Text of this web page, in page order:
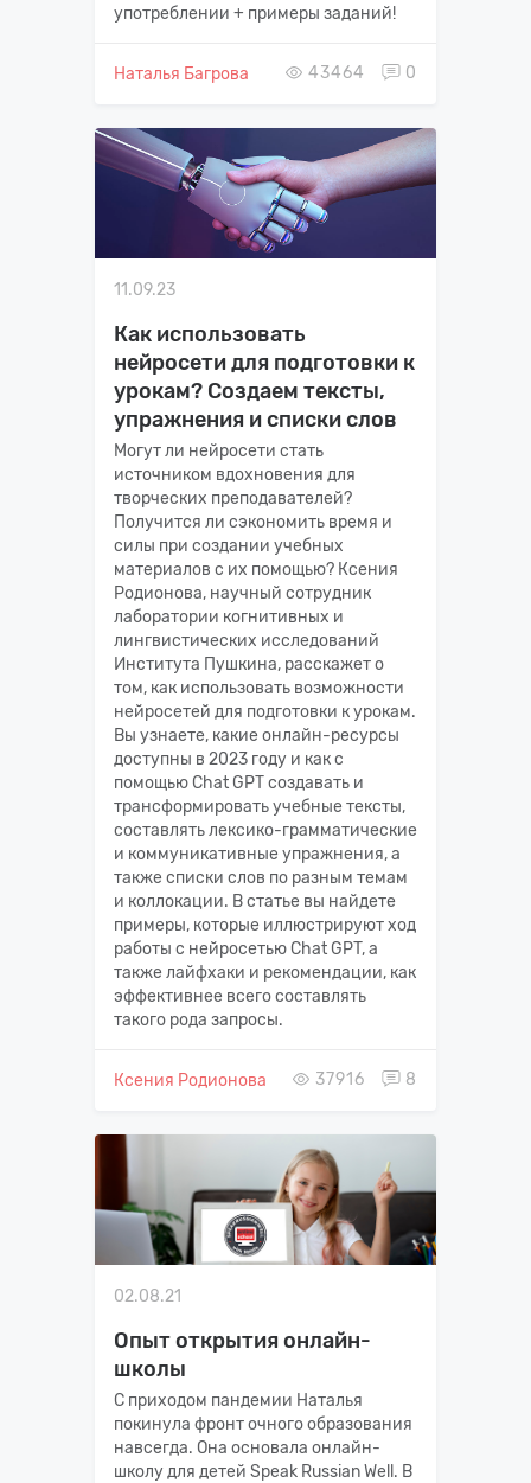
употреблении + примеры заданий!
Наталья Багрова 43464 0
11.09.23
Как использовать
нейросети для подготовки к
урокам? Создаем тексты,
упражнения и списки слов
Могут ли нейросети стать
источником вдохновения для
творческих преподавателей?
Получится ли сэкономить время и
силы при создании учебных
материалов с их помощью? Ксения
Родионова, научный сотрудник
лаборатории когнитивных и
лингвистических исследований
Института Пушкина, расскажет о
том, как использовать возможности
нейросетей для подготовки к урокам.
Вы узнаете, какие онлайн-ресурсы
доступны в 2023 году и как с
помощью Chat GPT создавать и
трансформировать учебные тексты,
составлять лексико-грамматические
и коммуникативные упражнения, а
также списки слов по разным темам
и коллокации. В статье вы найдете
примеры, которые иллюстрируют ход
работы с нейросетью Chat GPT, а
также лайфхаки и рекомендации, как
эффективнее всего составлять
такого рода запросы.
Ксения Родионова 37916 8
02.08.21
Опыт открытия онлайн-
школы
С приходом пандемии Наталья
покинула фронт очного образования
навсегда. Она основала онлайн-
школу для детей Speak Russian Well. В